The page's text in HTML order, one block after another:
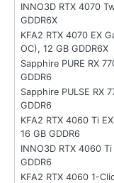
INNO3D RTX 4070
GDDR6X
KFA2 RTX 4070 EX
OC), 12 GB GDDR6X
Sapphire PURE RX
GDDR6
Sapphire PULSE RX
GDDR6
KFA2 RTX 4060 Ti
16 GB GDDR6
INNO3D RTX 4060
GDDR6
KFA2 RTX 4060 1-